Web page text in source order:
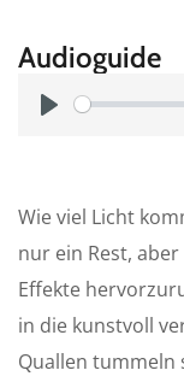
Audioguide
y
Wie viel Licht
nur ein Rest,
Effekte
in die kunstvoll
Quallen tummeln